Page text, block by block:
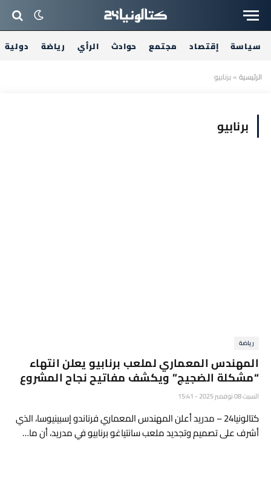
سياسة إقتصاد مجتمع حوادث الرأي رياضة دولية
الرئيسية»برنابيو
برنابيو
رياضة
المهندس المعماري لملعب برنابيو يعلن انتهاء
“مشكلة الضجيج” ويكشف مفاتيح نجاح المشروع
السبت 08 نوفمبر 2025 - 15:41
كتالونيا24 – مدريد أعلن المهندس المعماري فرناندو إسبينيوسا، الذي
أشرف على تصميم وتجديد ملعب سانتياغو برنابيو في مدريد، أن ما…